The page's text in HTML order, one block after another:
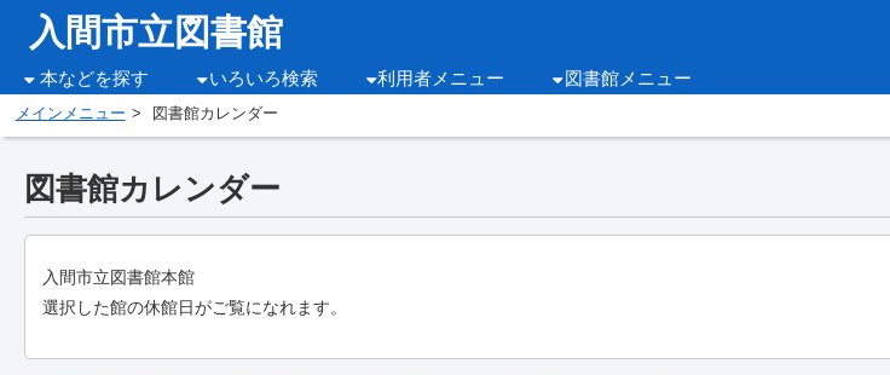
入間市立図書館
本などを探す いろいろ検索 利用者メニュー 図書館メニュー
メインメニュー 図書館カレンダー
図書館カレンダー
入間市立図書館本館
選択した館の休館日がご覧になれます。